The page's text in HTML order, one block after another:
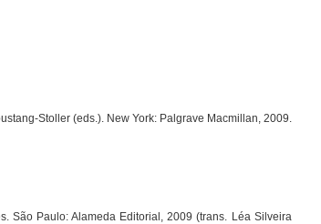
Stoller (eds.). New York: Palgrave Macmillan, 2009.
São Paulo: Alameda Editorial, 2009 (trans. Léa Silveira